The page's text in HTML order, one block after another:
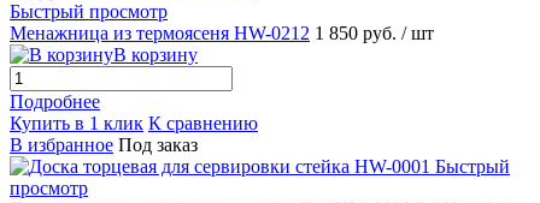
Быстрый просмотр
Менажница из термоясеня HW-0212 1 850 руб. / шт
В корзину
Подробнее
Купить в 1 клик К сравнению
В избранное Под заказ
Быстрый
просмотр